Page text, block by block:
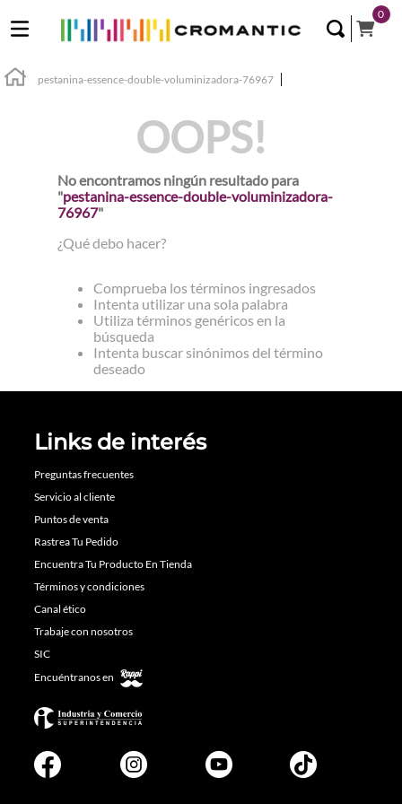
0
pestanina-essence-double-voluminizadora-76967
OOPS!
No encontramos ningún resultado para
"pestanina-essence-double-voluminizadora-
76967"
¿Qué debo hacer?
Comprueba los términos ingresados
Intenta utilizar una sola palabra
Utiliza términos genéricos en la
búsqueda
Intenta buscar sinónimos del término
deseado
Links de interés
Preguntas frecuentes
Servicio al cliente
Puntos de venta
Rastrea Tu Pedido
Encuentra Tu Producto En Tienda
Términos y condiciones
Canal ético
Trabaje con nosotros
SIC
Encuéntranos en